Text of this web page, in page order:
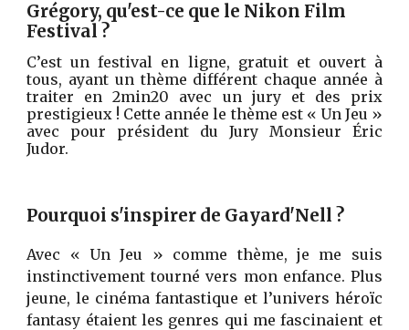
Grégory, qu'est-ce que le Nikon Film
Festival ?
C’est un festival en ligne, gratuit et ouvert à
tous, ayant un thème différent chaque année à
traiter en 2min20 avec un jury et des prix
prestigieux ! Cette année le thème est « Un Jeu »
avec pour président du Jury Monsieur Éric
Judor.
Pourquoi s'inspirer de Gayard'Nell ?
Avec « Un Jeu » comme thème, je me suis
instinctivement tourné vers mon enfance. Plus
jeune, le cinéma fantastique et l’univers héroïc
fantasy étaient les genres qui me fascinaient et